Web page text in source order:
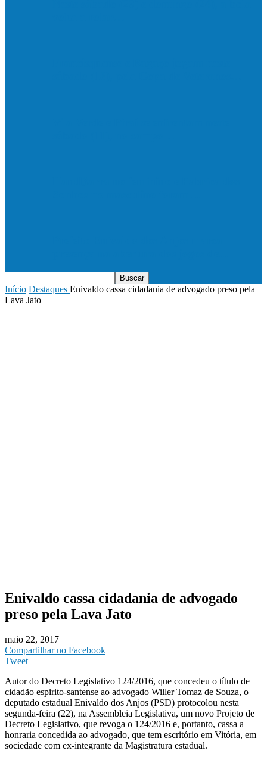
Início Destaques Enivaldo cassa cidadania de advogado preso pela
Lava Jato
Enivaldo cassa cidadania de advogado
preso pela Lava Jato
maio 22, 2017
Compartilhar no Facebook
Tweet
Autor do Decreto Legislativo 124/2016, que concedeu o título de
cidadão espirito-santense ao advogado Willer Tomaz de Souza, o
deputado estadual Enivaldo dos Anjos (PSD) protocolou nesta
segunda-feira (22), na Assembleia Legislativa, um novo Projeto de
Decreto Legislativo, que revoga o 124/2016 e, portanto, cassa a
honraria concedida ao advogado, que tem escritório em Vitória, em
sociedade com ex-integrante da Magistratura estadual.